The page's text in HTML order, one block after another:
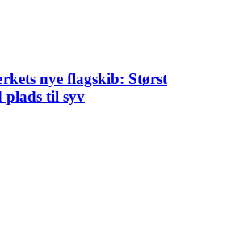
nye flagskib: Størst
plads til syv